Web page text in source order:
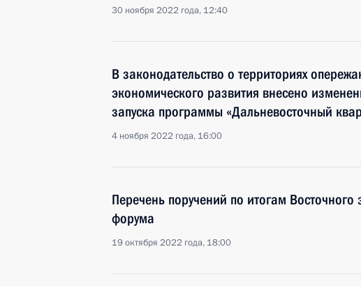
30 ноября 2022 года, 12:40
В законодательство о территориях
экономического развития внесено
запуска программы «Дальневосточный
4 ноября 2022 года, 16:00
Перечень поручений по итогам Восточного
форума
19 октября 2022 года, 18:00